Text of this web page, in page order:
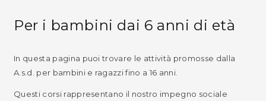
Per i bambini dai 6 anni di età
In questa pagina puoi trovare le attività promosse dalla
A.s.d. per bambini e ragazzi fino a 16 anni.
Questi corsi rappresentano il nostro impegno sociale